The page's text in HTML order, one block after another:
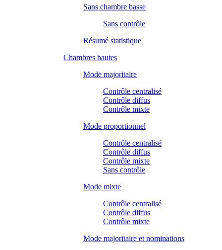
Sans chambre basse
Sans contrôle
Résumé statistique
Chambres hautes
Mode majoritaire
Contrôle centralisé
Contrôle diffus
Contrôle mixte
Mode proportionnel
Contrôle centralisé
Contrôle diffus
Contrôle mixte
Sans contrôle
Mode mixte
Contrôle centralisé
Contrôle diffus
Contrôle mixte
Mode majoritaire et nominations